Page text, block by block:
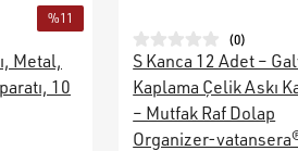
%11
Metal,
10
(0)
S Kanca 12 Adet –
Kaplama Çelik Askı
– Mutfak Raf Dolap
Organizer-